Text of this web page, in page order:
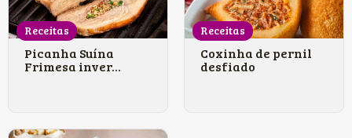
Receitas
Picanha Suína
Frimesa inver...
Receitas
Coxinha de pernil
desfiado